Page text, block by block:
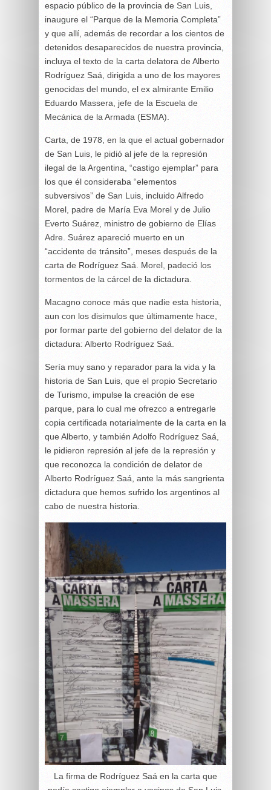
espacio público de la provincia de San Luis,
inaugure el “Parque de la Memoria Completa”
y que allí, además de recordar a los cientos de
detenidos desaparecidos de nuestra provincia,
incluya el texto de la carta delatora de Alberto
Rodríguez Saá, dirigida a uno de los mayores
genocidas del mundo, el ex almirante Emilio
Eduardo Massera, jefe de la Escuela de
Mecánica de la Armada (ESMA).
Carta, de 1978, en la que el actual gobernador
de San Luis, le pidió al jefe de la represión
ilegal de la Argentina, “castigo ejemplar” para
los que él consideraba “elementos
subversivos” de San Luis, incluido Alfredo
Morel, padre de María Eva Morel y de Julio
Everto Suárez, ministro de gobierno de Elías
Adre. Suárez apareció muerto en un
“accidente de tránsito”, meses después de la
carta de Rodríguez Saá. Morel, padeció los
tormentos de la cárcel de la dictadura.
Macagno conoce más que nadie esta historia,
aun con los disimulos que últimamente hace,
por formar parte del gobierno del delator de la
dictadura: Alberto Rodríguez Saá.
Sería muy sano y reparador para la vida y la
historia de San Luis, que el propio Secretario
de Turismo, impulse la creación de ese
parque, para lo cual me ofrezco a entregarle
copia certificada notarialmente de la carta en la
que Alberto, y también Adolfo Rodríguez Saá,
le pidieron represión al jefe de la represión y
que reconozca la condición de delator de
Alberto Rodríguez Saá, ante la más sangrienta
dictadura que hemos sufrido los argentinos al
cabo de nuestra historia.
La firma de Rodríguez Saá en la carta que